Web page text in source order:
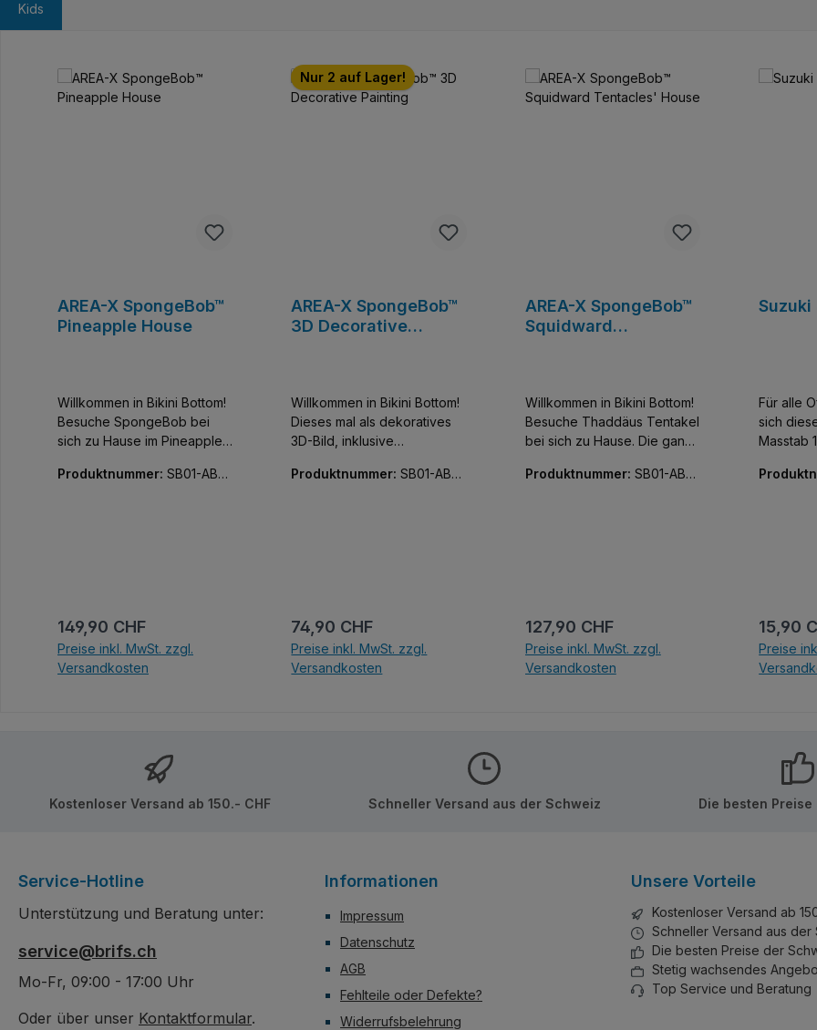
Kids
AREA-X SpongeBob™
Pineapple House
Willkommen in Bikini Bottom!
Besuche SpongeBob bei
sich zu Hause im Pineapple
Freunde sind auch dabei.
Produktnummer: SB01-AB0
Regulärer Preis:
149,90 CHF
Preise inkl. MwSt. zzgl.
Versandkosten
Nur 2 auf Lager!
AREA-X SpongeBob™
3D Decorative
Willkommen in Bikini Bottom!
Dieses mal als dekoratives
3D-Bild, inklusive
der bekannten Darsteller.
Produktnummer:SB01-AB0
Regulärer Preis:
74,90 CHF
Preise inkl. MwSt. zzgl.
Versandkosten
AREA-X SpongeBob™
Squidward
Willkommen in Bikini Bottom!
Besuche Thaddäus Tentakel
bei sich zu Hause. Die ganze
Minifiguren).
Produktnummer: SB01-AB0
Regulärer Preis:
127,90 CHF
Preise inkl. MwSt. zzgl.
Versandkosten
Suzuki
Für alle
sich
Masstab
Sticker.
15,90
Preise
Kostenloser Versand ab 150.- CHF Schneller Versand aus der Schweiz Die besten
Service-Hotline
Unterstützung und Beratung unter:
service@brifs.ch
Mo-Fr, 09:00 - 17:00 Uhr
Oder über unser Kontaktformular.
Informationen
Impressum
Datenschutz
AGB
Fehlteile oder Defekte?
Widerrufsbelehrung
Unsere Vorteile
Kostenloser Versand ab
Schneller Versand aus der
Die besten Preise der
Stetig wachsendes
Top Service und Beratung